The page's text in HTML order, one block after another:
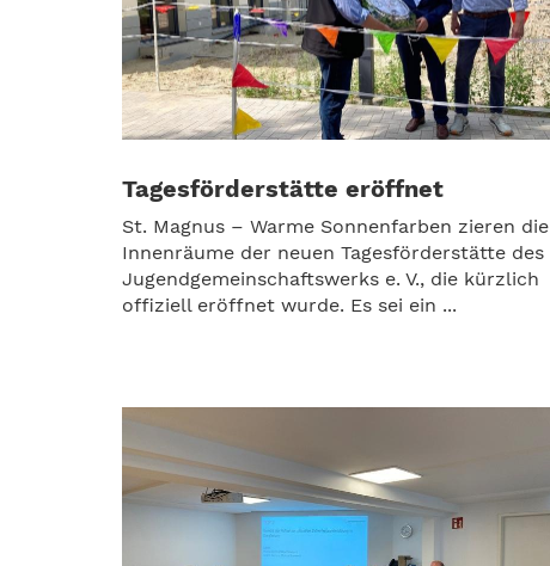
Tagesförderstätte eröffnet
St. Magnus – Warme Sonnenfarben zieren die
Innenräume der neuen Tagesförderstätte des
Jugendgemeinschaftswerks e. V., die kürzlich
offiziell eröffnet wurde. Es sei ein ...